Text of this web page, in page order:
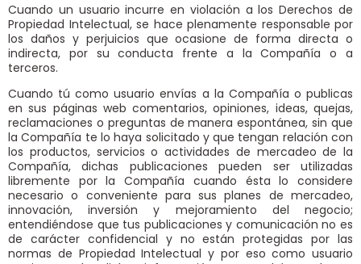
Cuando un usuario incurre en violación a los Derechos de
Propiedad Intelectual, se hace plenamente responsable por
los daños y perjuicios que ocasione de forma directa o
indirecta, por su conducta frente a la Compañía o a
terceros.
Cuando tú como usuario envías a la Compañía o publicas
en sus páginas web comentarios, opiniones, ideas, quejas,
reclamaciones o preguntas de manera espontánea, sin que
la Compañía te lo haya solicitado y que tengan relación con
los productos, servicios o actividades de mercadeo de la
Compañía, dichas publicaciones pueden ser utilizadas
libremente por la Compañía cuando ésta lo considere
necesario o conveniente para sus planes de mercadeo,
innovación, inversión y mejoramiento del negocio;
entendiéndose que tus publicaciones y comunicación no es
de carácter confidencial y no están protegidas por las
normas de Propiedad Intelectual y por eso como usuario